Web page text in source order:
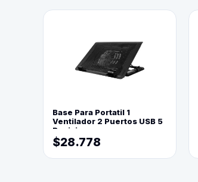
Base Para Portatil 1
Ventilador 2 Puertos USB 5
Posiciones
$28.778